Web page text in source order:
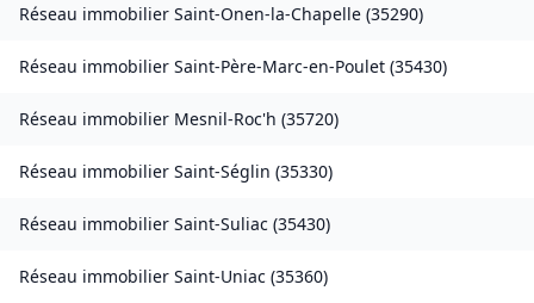
Réseau immobilier Saint-Onen-la-Chapelle (35290)
Réseau immobilier Saint-Père-Marc-en-Poulet (35430)
Réseau immobilier Mesnil-Roc'h (35720)
Réseau immobilier Saint-Séglin (35330)
Réseau immobilier Saint-Suliac (35430)
Réseau immobilier Saint-Uniac (35360)